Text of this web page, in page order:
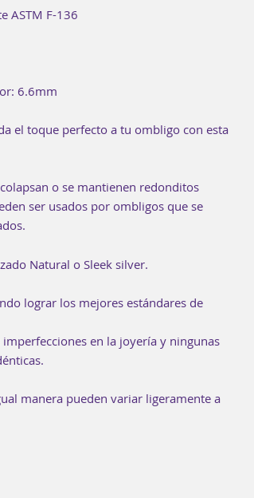
ASTM F-136
6.6mm
el toque perfecto a tu ombligo con esta
o se mantienen redonditos
ser usados por ombligos que se
Natural o Sleek silver.
lograr los mejores estándares de
en la joyería y ningunas
manera pueden variar ligeramente a